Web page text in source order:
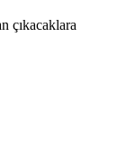
çıkacaklara